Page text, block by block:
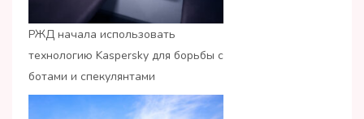
РЖД начала использовать
технологию Kaspersky для борьбы с
ботами и спекулянтами